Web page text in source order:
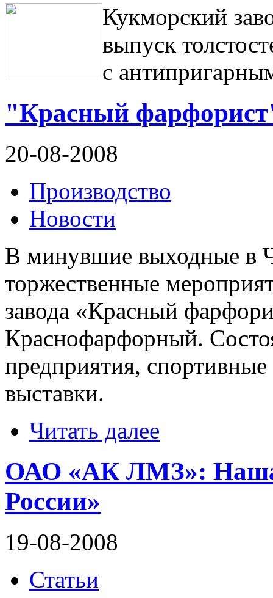
Кукморский
выпуск
с
"Красный
20-08-2008
Производство
Новости
В минувшие выходные в
торжественные
завода «Красный
Краснофарфорный.
предприятия,
выставки.
Читать далее
ОАО «АК ЛМЗ»: Наша
России»
19-08-2008
Статьи